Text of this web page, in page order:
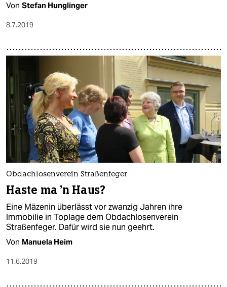
Von Stefan Hunglinger
8.7.2019
Obdachlosenverein Straßenfeger
Haste ma ’n Haus?
Eine Mäzenin überlässt vor zwanzig Jahren ihre
Immobilie in Toplage dem Obdachlosenverein
Straßenfeger. Dafür wird sie nun geehrt.
Von Manuela Heim
11.6.2019